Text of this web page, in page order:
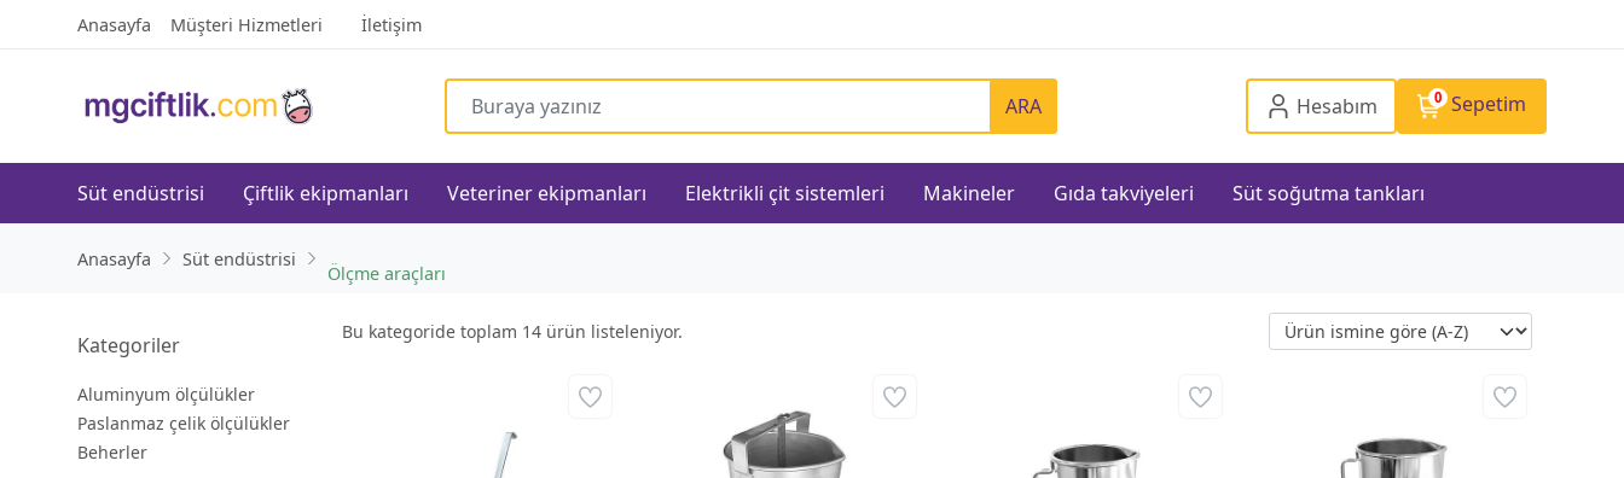
Anasayfa Müşteri Hizmetleri İletişim
ARA Hesabım 0 Sepetim
Süt endüstrisi Çiftlik ekipmanları Veteriner ekipmanları Elektrikli çit sistemleri Makineler Gıda takviyeleri Süt soğutma tankları
Anasayfa Süt endüstrisi
Ölçme araçları
Kategoriler
Aluminyum ölçülükler
Paslanmaz çelik ölçülükler
Beherler
Bu kategoride toplam 14ürün listeleniyor.